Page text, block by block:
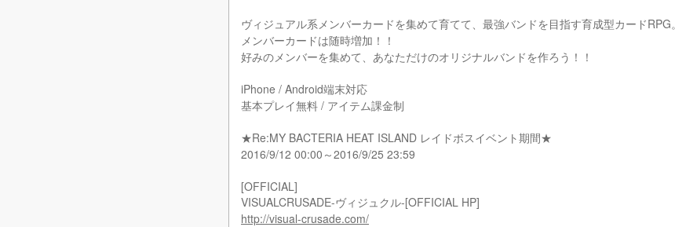
ヴィジュアル系メンバーカードを集めて育てて、最強バンドを目指す育成型カードRPG。
メンバーカードは随時増加！！
好みのメンバーを集めて、あなただけのオリジナルバンドを作ろう！！
iPhone / Android端末対応
基本プレイ無料 / アイテム課金制
★Re:MY BACTERIA HEAT ISLAND レイドボスイベント期間★
2016/9/12 00:00～2016/9/25 23:59
[OFFICIAL]
VISUALCRUSADE-ヴィジュクル-[OFFICIAL HP]
http://visual-crusade.com/